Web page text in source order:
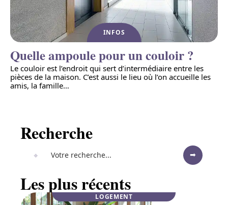
INFOS
Quelle ampoule pour un couloir ?
Le couloir est l’endroit qui sert d’intermédiaire entre les
pièces de la maison. C’est aussi le lieu où l’on accueille les
amis, la famille…
Recherche
Les plus récents
LOGEMENT